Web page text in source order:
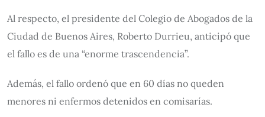
Al respecto, el presidente del Colegio de Abogados de la
Ciudad de Buenos Aires, Roberto Durrieu, anticipó que
el fallo es de una “enorme trascendencia”.
Además, el fallo ordenó que en 60 días no queden
menores ni enfermos detenidos en comisarías.